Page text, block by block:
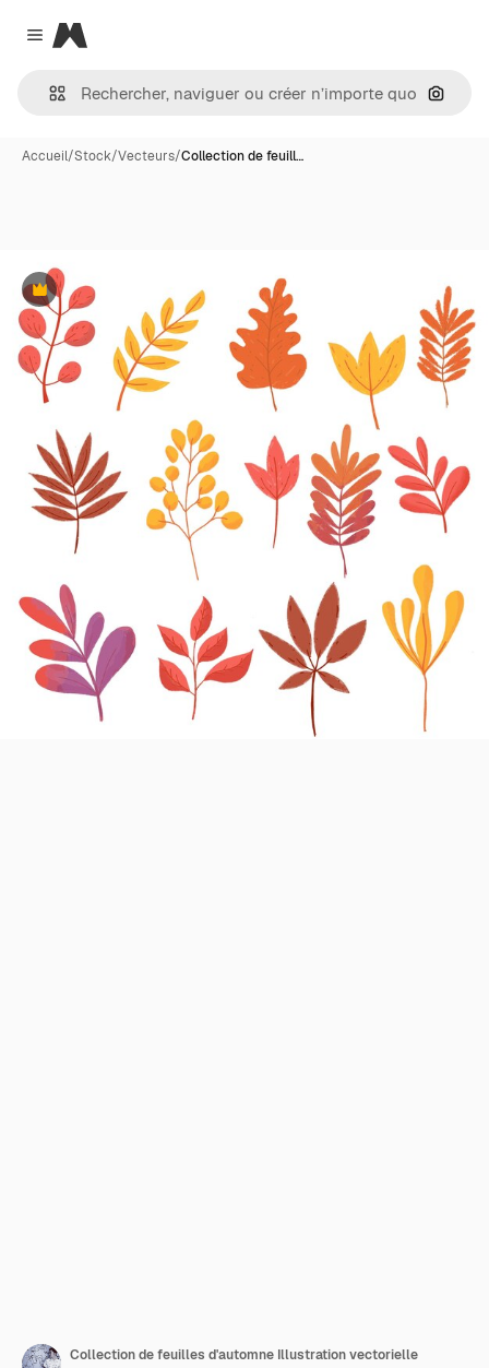
Close menu
Magnific
Accueil/Stock/Vecteurs/Collection de feuill…
Premium
Collection de feuilles d'automne Illustration vectorielle